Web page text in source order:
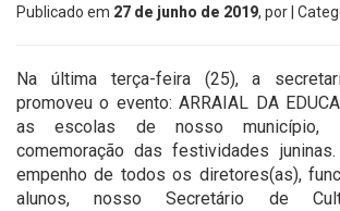
Publicado em 27 de junho de 2019, por |
Na última terça-feira (25), a
promoveu o evento: ARRAIAL DA
as escolas de nosso município,
comemoração das festividades
empenho de todos os diretores(as),
alunos, nosso Secretário de